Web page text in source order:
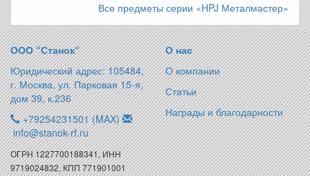
Все предметы серии «HPJ Металмастер»
ООО “Станок“
Юридический адрес: 105484,
г. Москва, ул. Парковая 15-я,
дом 39, к.236
+79254231501 (MAX)
info@stanok-rf.ru
ОГРН 1227700188341, ИНН
9719024832, КПП 771901001
О нас
О компании
Статьи
Награды и благодарности